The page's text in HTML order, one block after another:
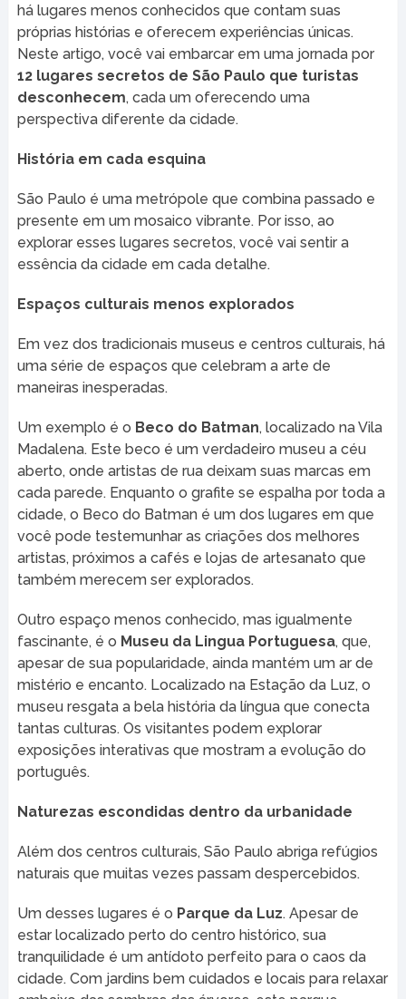
há lugares menos conhecidos que contam suas
próprias histórias e oferecem experiências únicas.
Neste artigo, você vai embarcar em uma jornada por
12 lugares secretos de São Paulo que turistas
desconhecem, cada um oferecendo uma
perspectiva diferente da cidade.
História em cada esquina
São Paulo é uma metrópole que combina passado e
presente em um mosaico vibrante. Por isso, ao
explorar esses lugares secretos, você vai sentir a
essência da cidade em cada detalhe.
Espaços culturais menos explorados
Em vez dos tradicionais museus e centros culturais, há
uma série de espaços que celebram a arte de
maneiras inesperadas.
Um exemplo é o Beco do Batman, localizado na Vila
Madalena. Este beco é um verdadeiro museu a céu
aberto, onde artistas de rua deixam suas marcas em
cada parede. Enquanto o grafite se espalha por toda a
cidade, o Beco do Batman é um dos lugares em que
você pode testemunhar as criações dos melhores
artistas, próximos a cafés e lojas de artesanato que
também merecem ser explorados.
Outro espaço menos conhecido, mas igualmente
fascinante, é o Museu da Lingua Portuguesa, que,
apesar de sua popularidade, ainda mantém um ar de
mistério e encanto. Localizado na Estação da Luz, o
museu resgata a bela história da língua que conecta
tantas culturas. Os visitantes podem explorar
exposições interativas que mostram a evolução do
português.
Naturezas escondidas dentro da urbanidade
Além dos centros culturais, São Paulo abriga refúgios
naturais que muitas vezes passam despercebidos.
Um desses lugares é o Parque da Luz. Apesar de
estar localizado perto do centro histórico, sua
tranquilidade é um antídoto perfeito para o caos da
cidade. Com jardins bem cuidados e locais para relaxar